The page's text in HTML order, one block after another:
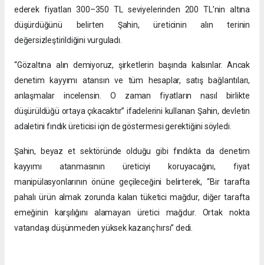
ederek fiyatları 300–350 TL seviyelerinden 200 TL’nin altına
düşürdüğünü belirten Şahin, üreticinin alın terinin
değersizleştirildiğini vurguladı.
“Gözaltına alın demiyoruz, şirketlerin başında kalsınlar. Ancak
denetim kayyımı atansın ve tüm hesaplar, satış bağlantıları,
anlaşmalar incelensin. O zaman fiyatların nasıl birlikte
düşürüldüğü ortaya çıkacaktır” ifadelerini kullanan Şahin, devletin
adaletini fındık üreticisi için de göstermesi gerektiğini söyledi.
Şahin, beyaz et sektöründe olduğu gibi fındıkta da denetim
kayyımı atanmasının üreticiyi koruyacağını, fiyat
manipülasyonlarının önüne geçileceğini belirterek, “Bir tarafta
pahalı ürün almak zorunda kalan tüketici mağdur, diğer tarafta
emeğinin karşılığını alamayan üretici mağdur. Ortak nokta
vatandaşı düşünmeden yüksek kazanç hırsı” dedi.